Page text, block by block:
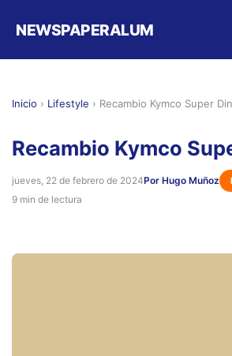
NEWSPAPERALUM
Inicio › Lifestyle › Recambio Kymco Super
Recambio Kymco
jueves, 22 de febrero de 2024Por Hugo Muñoz
9 min de lectura